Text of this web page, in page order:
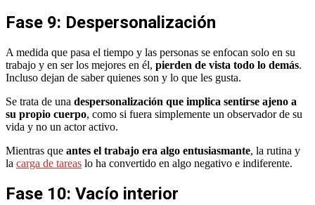
Fase 9: Despersonalización
A medida que pasa el tiempo y las personas se enfocan solo en su
trabajo y en ser los mejores en él, pierden de vista todo lo demás.
Incluso dejan de saber quienes son y lo que les gusta.
Se trata de una despersonalización que implica sentirse ajeno a
su propio cuerpo, como si fuera simplemente un observador de su
vida y no un actor activo.
Mientras que antes el trabajo era algo entusiasmante, la rutina y
la carga de tareas lo ha convertido en algo negativo e indiferente.
Fase 10: Vacío interior